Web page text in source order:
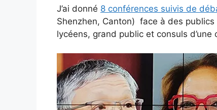
J’ai donné 8 conférences suivis de
Shenzhen, Canton) face à des
lycéens, grand public et consuls d’une